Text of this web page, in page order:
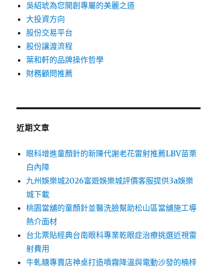
吳紹琥為您開創專屬的美麗之道
大投資方向
股份交易平台
股份讓渡流程
葉和軒的品牌操作哲學
財務顧問推薦
近期文章
眼科增進童顏針的新陳代謝老花雷射推薦LBV苗栗
白內障
九州娛樂城2026富遊娛樂城評價客服提供3a娛樂
城下載
桃園當舖的童顏針並醫洗臉幫助松山區當舖施工導
熱介面材
台北票貼經典台南眼科專業乾眼症治療挑選近視雷
射費用
牛軋糖專賣店神桌打造噴霧降溫與電動沙發的楠梓